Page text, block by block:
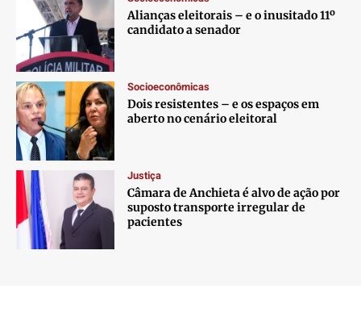
Alianças eleitorais – e o inusitado 11º
candidato a senador
Socioeconômicas
Dois resistentes – e os espaços em
aberto no cenário eleitoral
Justiça
Câmara de Anchieta é alvo de ação por
suposto transporte irregular de
pacientes